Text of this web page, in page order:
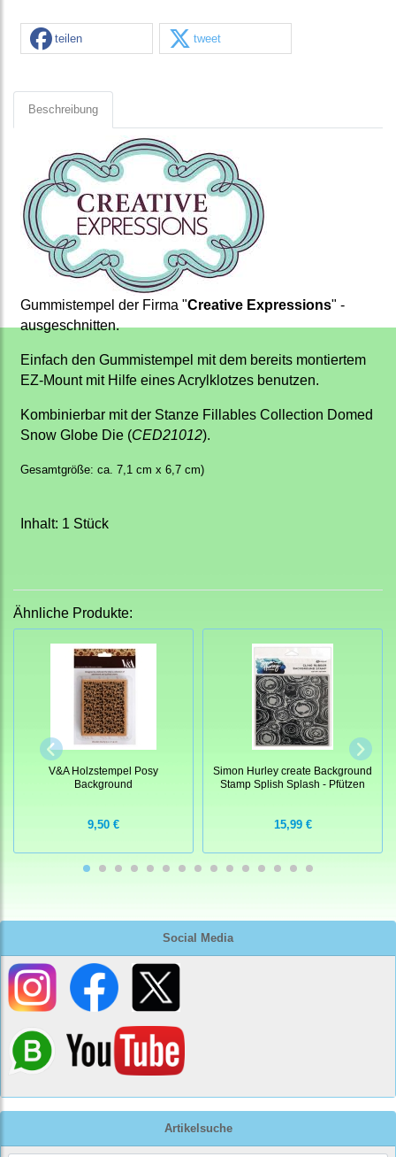
Social Media
Artikelsuche
teilen tweet
Beschreibung
Gummistempel der Firma "Creative Expressions" -
ausgeschnitten.
Einfach den Gummistempel mit dem bereits montiertem
EZ-Mount mit Hilfe eines Acrylklotzes benutzen.
Kombinierbar mit der Stanze Fillables Collection Domed
Snow Globe Die (CED21012).
Gesamtgröße: ca. 7,1 cm x 6,7 cm)
Inhalt: 1 Stück
Ähnliche Produkte:
V&A Holzstempel Posy
Background
9,50 €
Simon Hurley create Background
Stamp Splish Splash - Pfützen
15,99 €